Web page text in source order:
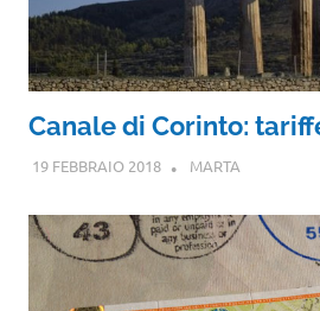
Canale di Corinto:
19 FEBBRAIO 2018 MARTA